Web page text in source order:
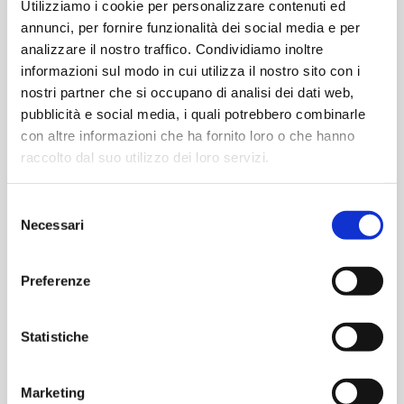
Utilizziamo i cookie per personalizzare contenuti ed
annunci, per fornire funzionalità dei social media e per
analizzare il nostro traffico. Condividiamo inoltre
informazioni sul modo in cui utilizza il nostro sito con i
nostri partner che si occupano di analisi dei dati web,
pubblicità e social media, i quali potrebbero combinarle
con altre informazioni che ha fornito loro o che hanno
raccolto dal suo utilizzo dei loro servizi.
delNecessari
Preferenze
Statistiche
Marketing
€11,00
-
APC-
25-
500
Alimentatore
50V
quantità
+
Aggiungi
€12,00
-
APC-
25-
700
Alimentatore
+
Aggiungi
ELG-150-54A
€
ELG-240-54A
54Vdc 4.5A IP65